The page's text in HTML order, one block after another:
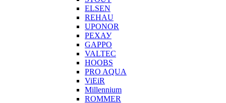
ELSEN
REHAU
UPONOR
РЕХАУ
GAPPO
VALTEC
HOOBS
PRO AQUA
ViEiR
Millennium
ROMMER